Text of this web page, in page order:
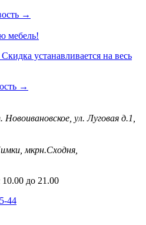
→
мебель!
устанавливается на весь
→
ул. Луговая д.1,
мкрн.Сходня,
до 21.00
44